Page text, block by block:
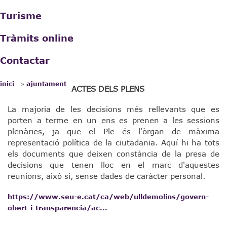
Turisme
Tràmits online
Contactar
Esteu aquí
inici »ajuntament
ACTES DELS PLENS
La majoria de les decisions més rellevants que es
porten a terme en un ens es prenen a les sessions
plenàries, ja que el Ple és l'òrgan de màxima
representació política de la ciutadania. Aquí hi ha tots
els documents que deixen constància de la presa de
decisions que tenen lloc en el marc d'aquestes
reunions, això sí, sense dades de caràcter personal.
https://www.seu-e.cat/ca/web/ulldemolins/govern-
obert-i-transparencia/ac...